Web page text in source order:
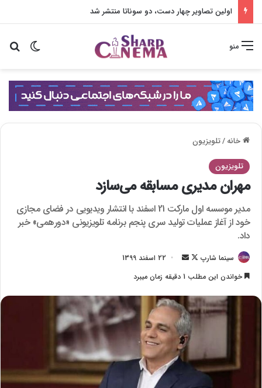
اولین تصاویر چهار دست، دو سوناتا منتشر شد
تغییر منو
خانه/تلویزیون
تلویزیون
مهران مدیری مسابقه می‌سازد
مدیر موسسه اول مارکت 21 اسفند با انتشار ویدیویی در فضای مجازی
خود از آغاز عملیات تولید سری پنجم برنامه تلویزیونی «دورهمی» خبر
داد.
سینما شارپ
F
l
o
w
o
ل
ا
ی
م
22 اسفند 1399
خواندن این مطلب 1 دقیقه زمان میبرد